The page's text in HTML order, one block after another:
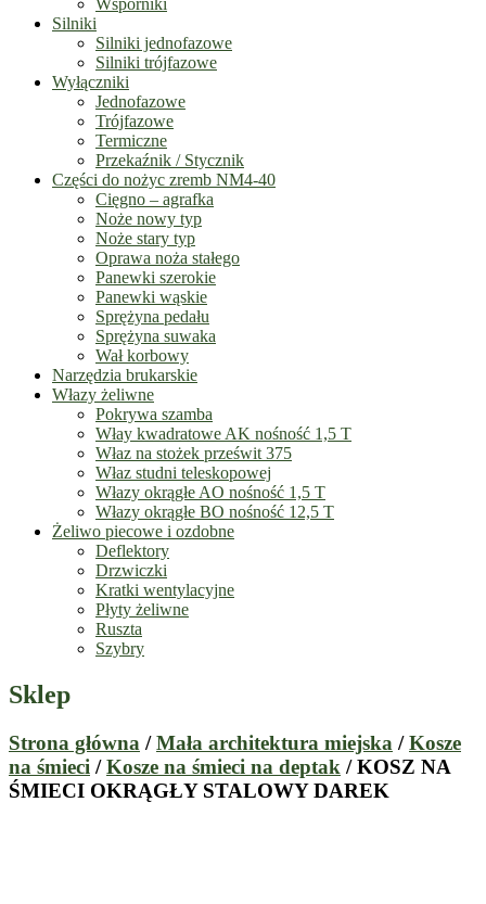
Wsporniki
Silniki
Silniki jednofazowe
Silniki trójfazowe
Wyłączniki
Jednofazowe
Trójfazowe
Termiczne
Przekaźnik / Stycznik
Części do nożyc zremb NM4-40
Cięgno – agrafka
Noże nowy typ
Noże stary typ
Oprawa noża stałego
Panewki szerokie
Panewki wąskie
Sprężyna pedału
Sprężyna suwaka
Wał korbowy
Narzędzia brukarskie
Włazy żeliwne
Pokrywa szamba
Włay kwadratowe AK nośność 1,5 T
Właz na stożek prześwit 375
Właz studni teleskopowej
Włazy okrągłe AO nośność 1,5 T
Włazy okrągłe BO nośność 12,5 T
Żeliwo piecowe i ozdobne
Deflektory
Drzwiczki
Kratki wentylacyjne
Płyty żeliwne
Ruszta
Szybry
Sklep
Strona główna /Mała architektura miejska /Kosze
na śmieci /Kosze na śmieci na deptak / KOSZ NA
ŚMIECI OKRĄGŁY STALOWY DAREK